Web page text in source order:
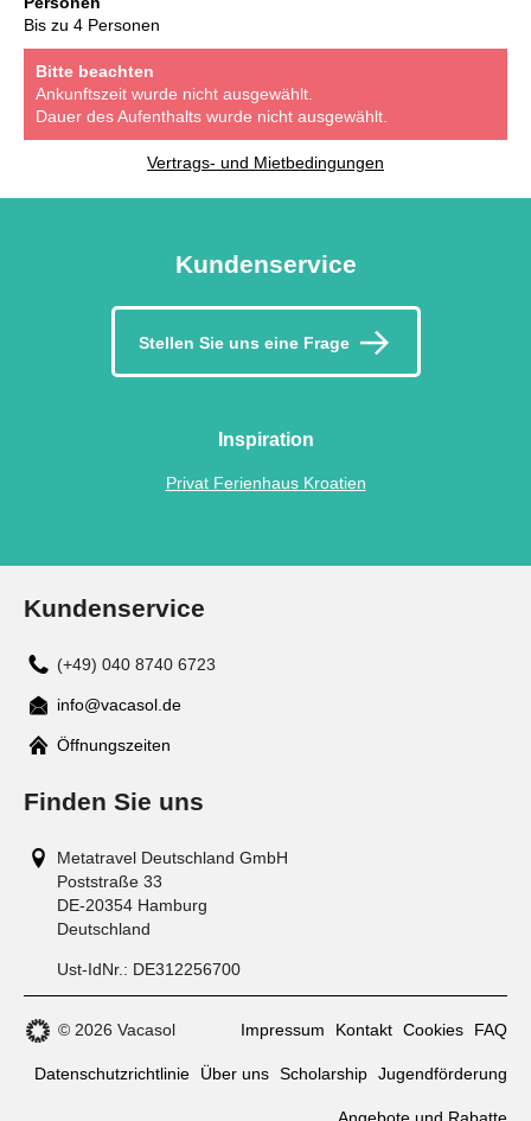
Bis zu 4 Personen
Bitte beachten
Ankunftszeit wurde nicht ausgewählt.
Dauer des Aufenthalts wurde nicht ausgewählt.
Vertrags- und Mietbedingungen
Kundenservice
Stellen Sie uns eine Frage
Inspiration
Privat Ferienhaus Kroatien
Kundenservice
(+49) 040 8740 6723
Mail
info@vacasol.de
Öffnungszeiten
Finden Sie uns
Metatravel Deutschland GmbH
Poststraße 33
DE-20354 Hamburg
Deutschland
Ust-IdNr.: DE312256700
© 2026 Vacasol Impressum Kontakt Cookies FAQ
Datenschutzrichtlinie Über uns Scholarship Jugendförderung
Angebote und Rabatte